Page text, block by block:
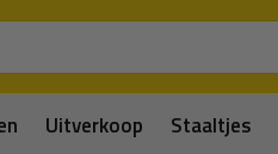
Uitverkoop Staaltjes